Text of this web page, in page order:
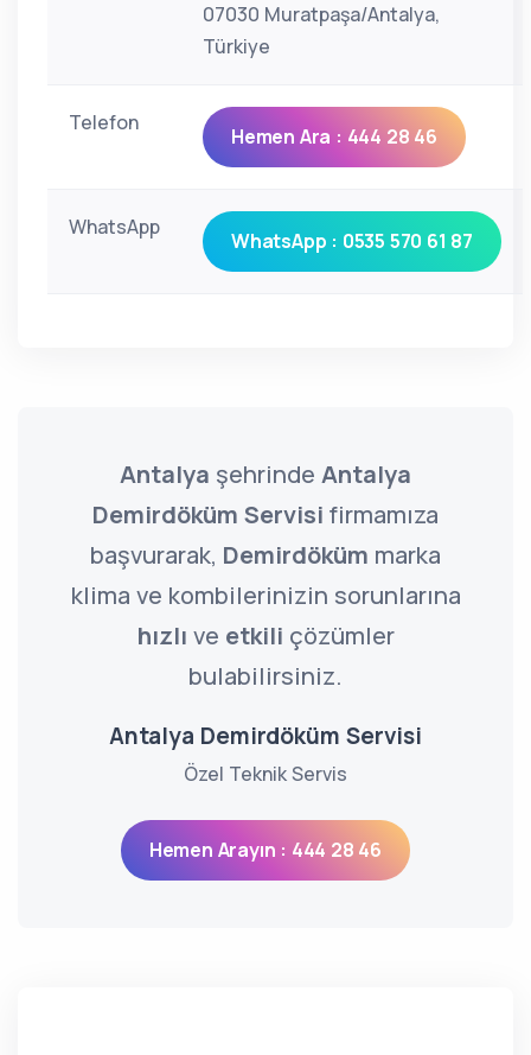
07030 Muratpaşa/Antalya,
Türkiye
Telefon
Hemen Ara : 444 28 46
WhatsApp
WhatsApp : 0535 570 61 87
Antalya şehrinde Antalya
Demirdöküm Servisi firmamıza
başvurarak, Demirdöküm marka
klima ve kombilerinizin sorunlarına
hızlı ve etkili çözümler
bulabilirsiniz.
Antalya Demirdöküm Servisi
Özel Teknik Servis
Hemen Arayın : 444 28 46